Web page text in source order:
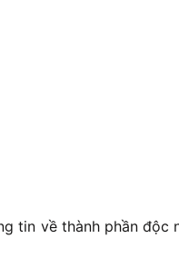
tin về thành phần độc